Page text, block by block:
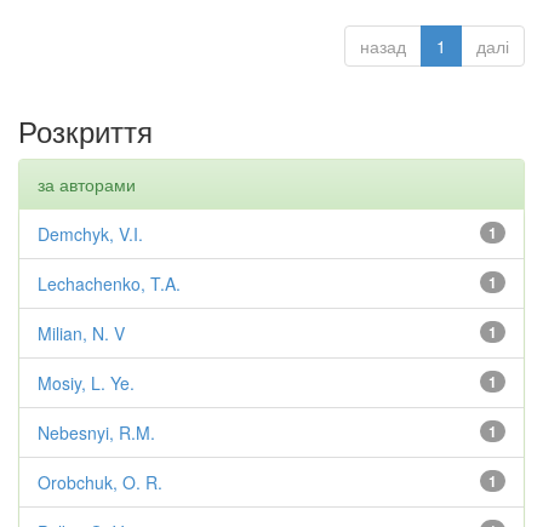
назад 1 далі
Розкриття
за авторами
1
Demchyk, V.I.
1
Lechachenko, T.A.
1
Milian, N. V
1
Mosiy, L. Ye.
1
Nebesnyi, R.M.
1
Orobchuk, O. R.